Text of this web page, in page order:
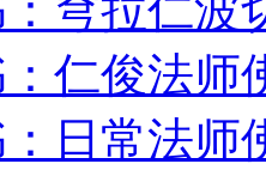
仁俊法师
日常法师